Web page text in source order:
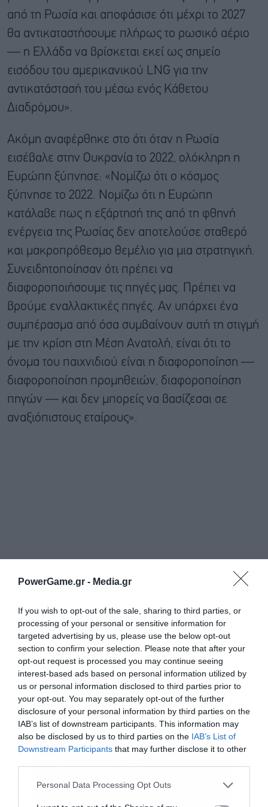
PowerGame.gr - Media.gr
If you wish to opt-out of the sale, sharing to third parties, or
processing of your personal or sensitive information for
targeted advertising by us, please use the below opt-out
section to confirm your selection. Please note that after your
opt-out request is processed you may continue seeing
interest-based ads based on personal information utilized by
us or personal information disclosed to third parties prior to
your opt-out. You may separately opt-out of the further
disclosure of your personal information by third parties on the
IAB’s list of downstream participants. This information may
also be disclosed by us to third parties on the IAB’s List of
Downstream Participants that may further disclose it to other
Personal Data Processing Opt Outs
από τη Ρωσία και αποφάσισε ότι μέχρι το 2027
θα αντικαταστήσουμε πλήρως το ρωσικό αέριο
— η Ελλάδα να βρίσκεται εκεί ως σημείο
εισόδου του αμερικανικού LNG για την
αντικατάστασή του μέσω ενός Κάθετου
Διαδρόμου».
Ακόμη αναφέρθηκε στο ότι όταν η Ρωσία
εισέβαλε στην Ουκρανία το 2022, ολόκληρη η
Ευρώπη ξύπνησε: «Νομίζω ότι ο κόσμος
ξύπνησε το 2022. Νομίζω ότι η Ευρώπη
κατάλαβε πως η εξάρτησή της από τη φθηνή
ενέργεια της Ρωσίας δεν αποτελούσε σταθερό
και μακροπρόθεσμο θεμέλιο για μια στρατηγική.
Συνειδητοποίησαν ότι πρέπει να
διαφοροποιήσουμε τις πηγές μας. Πρέπει να
βρούμε εναλλακτικές πηγές. Αν υπάρχει ένα
συμπέρασμα από όσα συμβαίνουν αυτή τη στιγμή
με την κρίση στη Μέση Ανατολή, είναι ότι το
όνομα του παιχνιδιού είναι η διαφοροποίηση —
διαφοροποίηση προμηθειών, διαφοροποίηση
πηγών — και δεν μπορείς να βασίζεσαι σε
αναξιόπιστους εταίρους».
Παπασταύρου, η Ευρώπη εξαρτιόταν σε μεγάλο
βαθμό από τη Ρωσία για φυσικό αέριο. Αλλά
τώρα, μετά την εισβολή στην Ουκρανία, οι
Ευρωπαίοι συνεργάστηκαν με τους Αμερικανούς
για να αντιστρέψουν την εικόνα και να
αντιστρέψουν τη ροή, η οποία αναπληρώνεται με
αμερικανική προμήθεια που ρέει προς τα πάνω
από την Ελλάδα αντί προς τα κάτω από τη
Ο κ. Παπασταύρου στη συνέχεια εξήγησε ότι με
Εγγραφή στο
newsletter